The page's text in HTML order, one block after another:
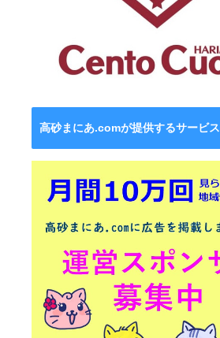
高砂まにあ.comが提供するサービス